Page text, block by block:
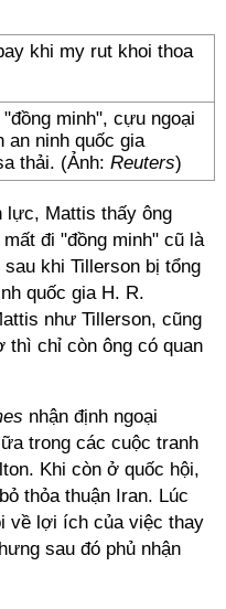
minh", cựu ngoại
ninh quốc gia
thải. (Ảnh: Reuters)
lực, Mattis thấy ông
đi "đồng minh" cũ là
khi Tillerson bị tổng
quốc gia H. R.
như Tillerson, cũng
thì chỉ còn ông có quan
nhận định ngoại
trong các cuộc tranh
Khi còn ở quốc hội,
thỏa thuận Iran. Lúc
về lợi ích của việc thay
sau đó phủ nhận